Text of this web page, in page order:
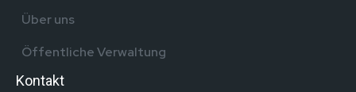
Über uns
Öffentliche Verwaltung
Kontakt